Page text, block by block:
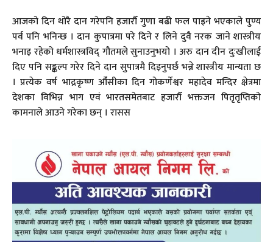
आजको दिन थोरै दान गरेपनि हजारौँ गुणा बढी फल पाइने भएकाले पुण्य
पर्व पनि भनिन्छ । दान कुपात्रमा परे दिने र लिने दुवै नरक जाने शास्त्रीय
भनाइ रहेको धर्मशास्त्रविद् गौतमले सुनाउनुभयो । अरु दान दीन दुःखीलाई
दिए पनि सङ्कल्प गरेर दिने दान सुपात्रमै दिइनुपर्छ भन्ने शास्त्रीय मान्यता छ
। प्रत्येक वर्ष भाद्रकृष्ण औँसीका दिन गोकर्णेश्वर महादेव मन्दिर क्षेत्रमा
देशका विभिन्न भाग एवं भारतसमेतबाट हजारौँ भक्तजन पितृतृप्तिको
कामनाले आउने गरेका छन् । रासस